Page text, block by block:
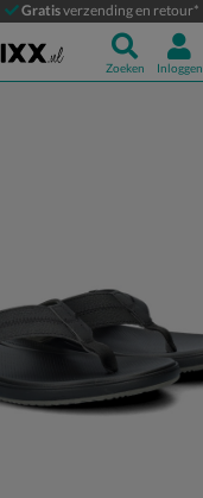
Gratisverzending en retour*
Zoeken Inloggen
Phantom